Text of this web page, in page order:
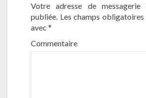
Votre adresse de
publiée. Les champs
avec *
Commentaire